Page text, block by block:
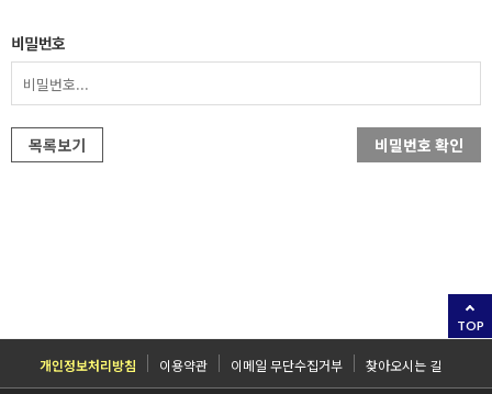
비밀번호
목록보기 비밀번호 확인
TOP
개인정보처리방침 이용약관 이메일 무단수집거부 찾아오시는 길